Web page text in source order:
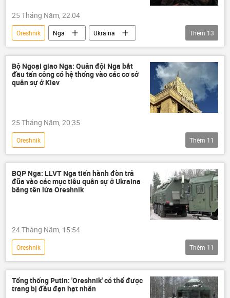
25 Tháng Năm, 22:04
Oreshnik Nga
Ukraina
Quan điểm-Ý kiến
Donbass
LNR
DNR
Liên minh châu Âu
phương Tây
Moskva
Lugansk
Sevastopol
Thế giới
Thêm 13
Bộ Ngoại giao Nga: Quân đội Nga bắt
đầu tấn công có hệ thống vào các cơ sở
quân sự ở Kiev
25 Tháng Năm, 20:35
Oreshnik
Chiến dịch quân sự đặc biệt tại Ukraina
Nga
Bộ Ngoại giao Nga
Thế giới
Kiev
Zircon
Kinzhal
Cuộc khủng hoảng ở Ukraina
Thêm 11
BQP Nga: LLVT Nga tiến hành đòn trả
đũa vào các mục tiêu quân sự ở Ukraina
bằng tên lửa Oreshnik
24 Tháng Năm, 15:54
Oreshnik
Chiến dịch quân sự đặc biệt tại Ukraina
Thế giới
Nga
Bộ Quốc phòng Nga
Thêm 11
Tổng thống Putin: 'Oreshnik' có thể được
trang bị đầu đạn hạt nhân